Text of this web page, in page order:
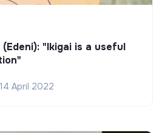
"Ikigai is a useful
14 April 2022